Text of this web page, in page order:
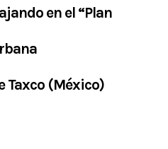
en el “Plan
Taxco (México)